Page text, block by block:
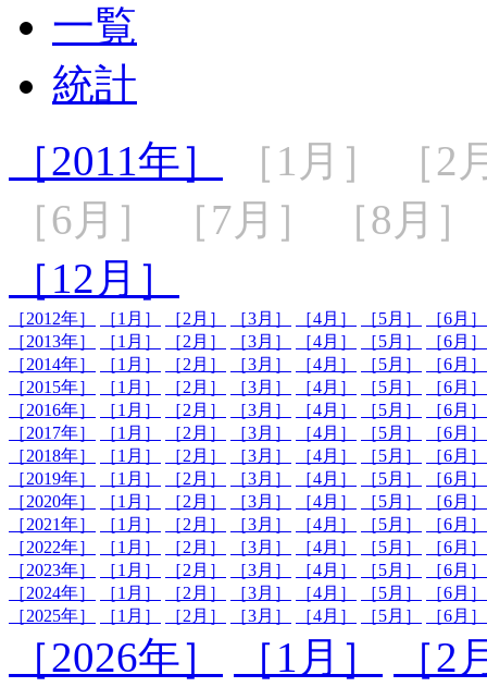
一覧
統計
［2011年］
［1月］
［2
［6月］
［7月］
［8月］
［12月］
［2012年］ ［1月］ ［2月］ ［3月］ ［4月］ ［5月］
［6月］
［2013年］
［1月］ ［2月］ ［3月］ ［4月］ ［5月］
［6月］
［2014年］
［1月］ ［2月］ ［3月］ ［4月］ ［5月］
［6月］
［2015年］
［1月］ ［2月］ ［3月］ ［4月］ ［5月］
［6月］
［2016年］
［1月］ ［2月］ ［3月］ ［4月］ ［5月］
［6月］
［2017年］
［1月］ ［2月］ ［3月］ ［4月］ ［5月］
［6月］
［2018年］
［1月］ ［2月］ ［3月］ ［4月］ ［5月］
［6月］
［2019年］
［1月］ ［2月］ ［3月］ ［4月］ ［5月］
［6月］
［2020年］
［1月］ ［2月］ ［3月］ ［4月］ ［5月］
［6月］
［2021年］
［1月］ ［2月］ ［3月］ ［4月］ ［5月］
［6月］
［2022年］
［1月］ ［2月］ ［3月］ ［4月］ ［5月］
［6月］
［2023年］
［1月］ ［2月］ ［3月］ ［4月］ ［5月］
［6月］
［2024年］
［1月］ ［2月］ ［3月］ ［4月］ ［5月］
［6月］
［2025年］
［1月］ ［2月］ ［3月］ ［4月］ ［5月］ ［6月］
［2026年］ ［1月］
［2